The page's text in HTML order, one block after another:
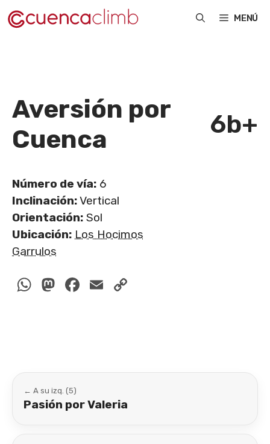
Saltar
al
MENÚ
Aversión por
Cuenca
6b+
Número de vía: 6
Inclinación:Vertical
Orientación: Sol
Ubicación: Los Hocimos
Garrulos
WhatsApp
Mastodon
Facebook
Email
← A su izq. (5)
Pasión por Valeria